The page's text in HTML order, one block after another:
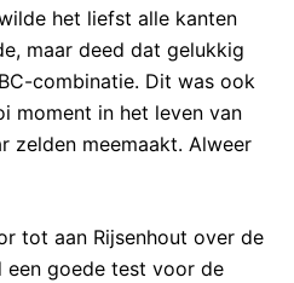
het liefst alle kanten
maar deed dat gelukkig
combinatie. Dit was ook
moment in het leven van
zelden meemaakt. Alweer
tot aan Rijsenhout over de
een goede test voor de